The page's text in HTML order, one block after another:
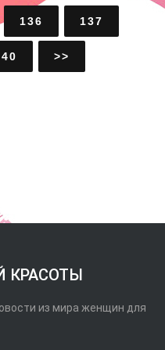
136 137
>>
КРАСОТЫ
из мира женщин для